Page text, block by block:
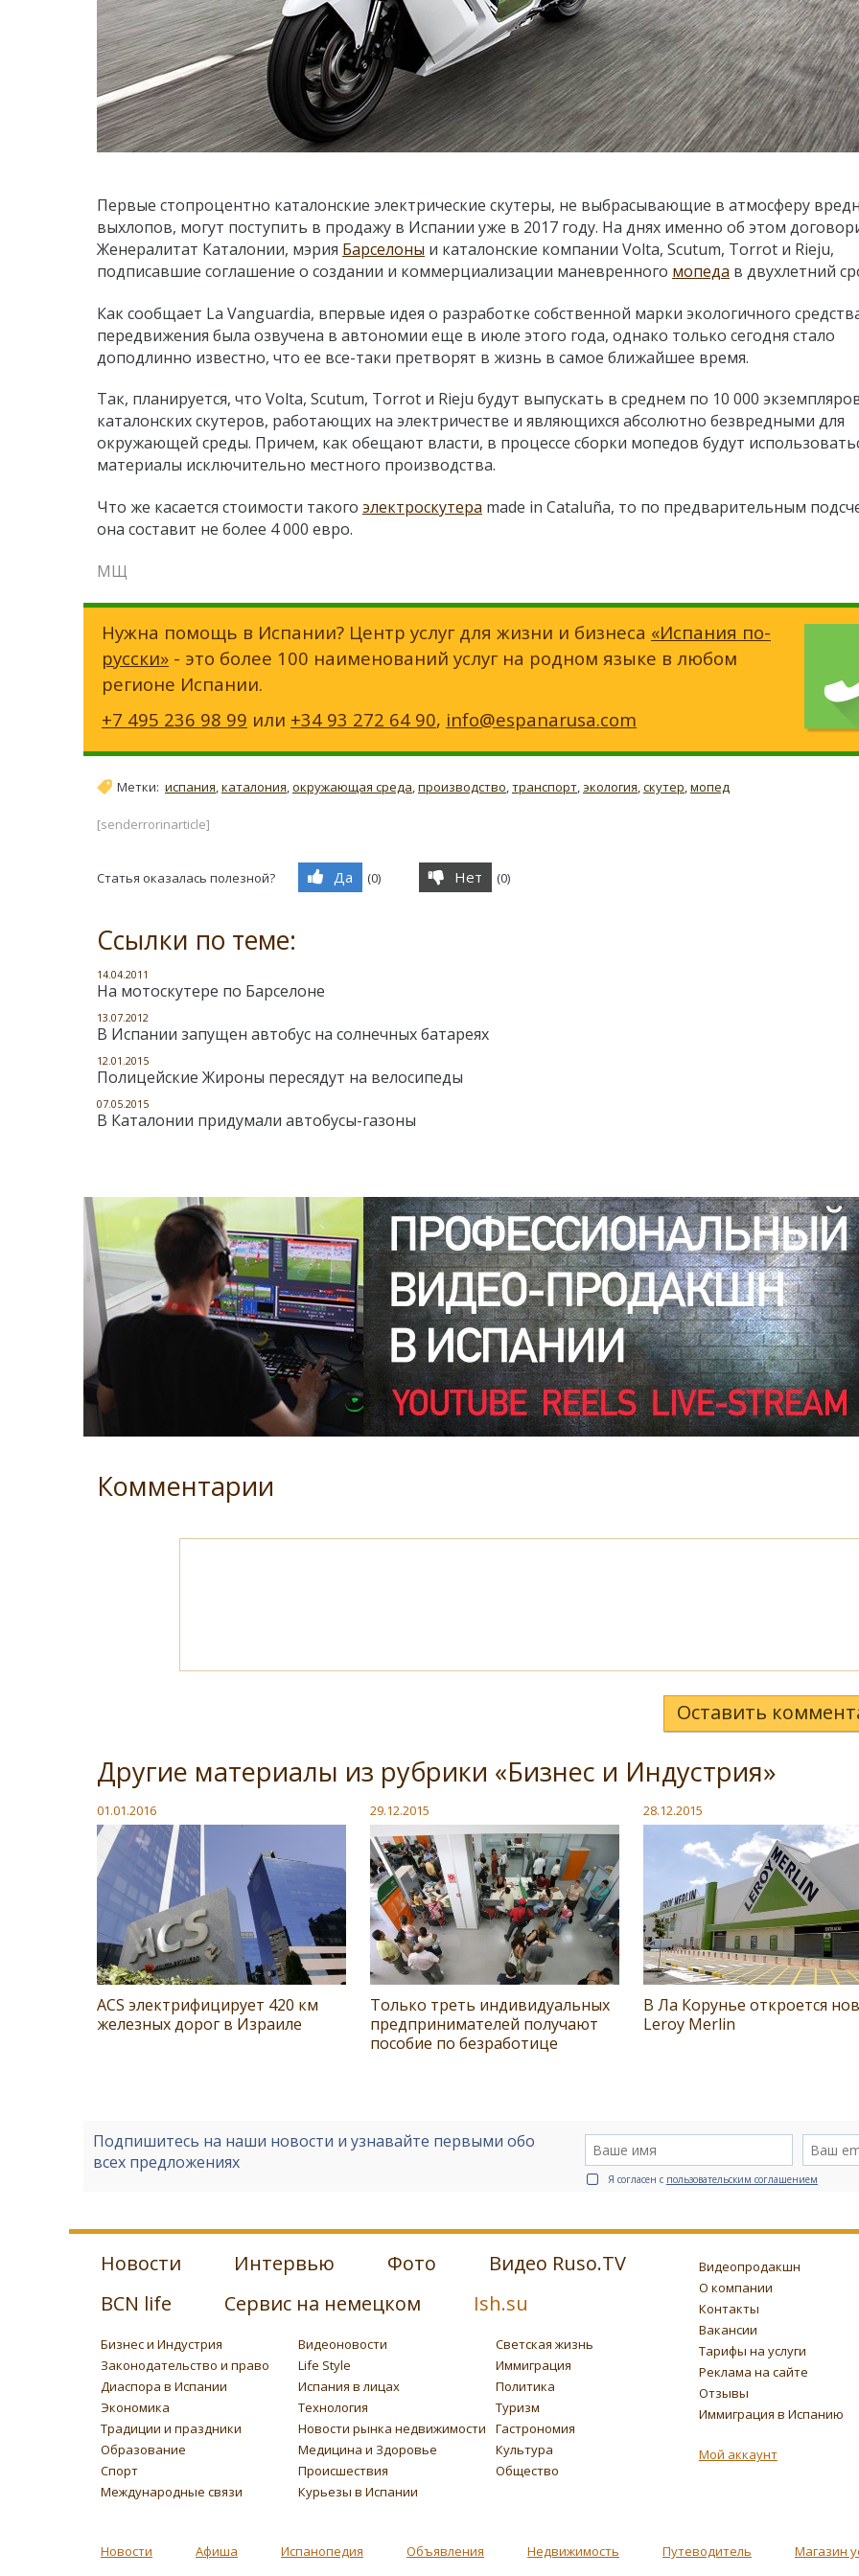
Первые стопроцентно каталонские электрические скутеры, не выбрасывающие в атмосферу
выхлопов, могут поступить в продажу в Испании уже в 2017 году. На днях именно об этом
Женералитат Каталонии, мэрия Барселоны и каталонские компании Volta, Scutum, Torrot и Rieju,
подписавшие соглашение о создании и коммерциализации маневренного мопеда в двухлетний
Как сообщает La Vanguardia, впервые идея о разработке собственной марки экологичного
передвижения была озвучена в автономии еще в июле этого года, однако только сегодня стало
доподлинно известно, что ее все-таки претворят в жизнь в самое ближайшее время.
Так, планируется, что Volta, Scutum, Torrot и Rieju будут выпускать в среднем по 10 000
каталонских скутеров, работающих на электричестве и являющихся абсолютно безвредными для
окружающей среды. Причем, как обещают власти, в процессе сборки мопедов будут
материалы исключительно местного производства.
Что же касается стоимости такого электроскутера made in Cataluña, то по предварительным
она составит не более 4 000 евро.
МЩ
Нужна помощь в Испании? Центр услуг для жизни и бизнеса «Испания по-
русски» - это более 100 наименований услуг на родном языке в любом
регионе Испании.
+7 495 236 98 99 или +34 93 272 64 90, info@espanarusa.com
Метки: испания,каталония,окружающая среда,производство,транспорт, экология,скутер,мопед
[senderrorinarticle]
Статья оказалась полезной? Да (0) Нет (0)
Ссылки по теме:
14.04.2011
На мотоскутере по Барселоне
13.07.2012
В Испании запущен автобус на солнечных батареях
12.01.2015
Полицейские Жироны пересядут на велосипеды
07.05.2015
В Каталонии придумали автобусы-газоны
Комментарии
Оставить
Другие материалы из рубрики «Бизнес и Индустрия»
01.01.2016
ACS электрифицирует 420 км
железных дорог в Израиле
29.12.2015
Только треть индивидуальных
предпринимателей получают
пособие по безработице
28.12.2015
В Ла Корунье откроется
Leroy Merlin
Подпишитесь на наши новости и узнавайте первыми обо
всех предложениях
Я согласен с пользовательским соглашением
Новости Интервью Фото
Видео Ruso.TV
BCN life
Сервис на немецком Ish.su
Бизнес и Индустрия Видеоновости
Светская жизнь
Законодательство и право
Life Style
Иммиграция
Диаспора в Испании
Испания в лицах
Политика
Экономика
Технология
Туризм
Традиции и праздники
Новости рынка недвижимости
Гастрономия
Образование
Медицина и Здоровье
Культура
Спорт
Происшествия
Общество
Международные связи
Курьезы в Испании
Видеопродакшн
О компании
Контакты
Вакансии
Тарифы на услуги
Реклама на сайте
Отзывы
Иммиграция в Испанию
Мой аккаунт
Новости Афиша Испанопедия Объявления Недвижимость Путеводитель Магазин